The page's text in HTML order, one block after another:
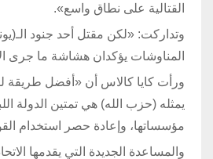
القتالية على نطاق واسع».
وتداركت: «لكن مقتل أحد جنود
المناوشات يؤكدان هشاشة ما جرى
ورأت كايا كالاس أن «أفضل طريقة
يمثله (حزب الله) هي تمتين الدولة
مؤسساتها، وإعادة حصر استخدام
والمساعدة الجديدة التي يقدمها